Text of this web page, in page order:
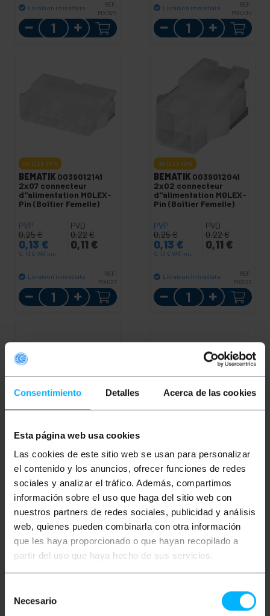
Consentimiento Detalles Acerca de las cookies
Esta página web usa cookies
Las cookies de este sitio web se usan para personalizar
el contenido y los anuncios, ofrecer funciones de redes
sociales y analizar el tráfico. Además, compartimos
información sobre el uso que haga del sitio web con
nuestros partners de redes sociales, publicidad y análisis
web, quienes pueden combinarla con otra información
que les haya proporcionado o que hayan recopilado a
partir del uso que haya hecho de sus servicios.
Necesario
Livraison immédiate
REF:
MX025
Quantité
Livraison immédiate
REF:
MX004
Quantité
OUTLET 50%
BEMATIK 0039012141
2x07 connecteur
d"alimentation MOLEX-
Pin (Boîtier Femelle)
PVP
0,25€
0,13 €
0,13 € VAT inc.
PVD
0,22€
0,11 €
Livraison immédiate
REF:
MX027
Quantité
OUTLET 50%
BEMATIK 0039012041
2x02 connecteur
d"alimentation MOLEX-
Pin (Boîtier Femelle)
PVP
0,25€
0,13 €
0,13 € VAT inc.
PVD
0,22€
0,11 €
Livraison immédiate
REF:
MX022
Quantité
OUTLET50%
2x08 connecteur
d"alimentation MOLEX-
Pin (Boîtier Femelle)
PVP
0,25€
0,13€
0,13 VAT inc.
PVD
0,22 €
0,11 €
Livraison immédiate
REF:
Quantité
2x11 connecteur
d"alimentation MOLEX-
Pin (Boîtier Femelle)
PVP
0,25€
0,13€
VAT inc.
PVD
0,22€
0,11€
Livraison immédiate
Quantité